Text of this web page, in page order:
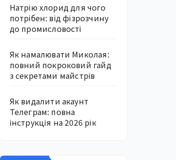
Натрію хлорид для чого
потрібен: від фізрозчину
до промисловості
Як намалювати Миколая:
повний покроковий гайд
з секретами майстрів
Як видалити акаунт
Телеграм: повна
інструкція на 2026 рік